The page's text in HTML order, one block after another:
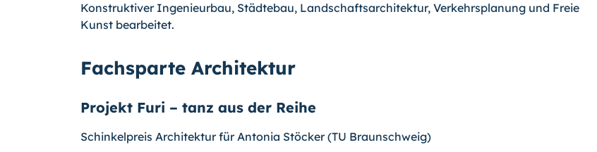
Konstruktiver Ingenieurbau, Städtebau, Landschaftsarchitektur, Verkehrsplanung und Freie
Kunst bearbeitet.
Fachsparte Architektur
Projekt Furi – tanz aus der Reihe
Schinkelpreis Architektur für Antonia Stöcker (TU Braunschweig)